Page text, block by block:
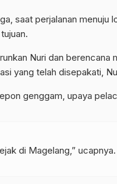
saat perjalanan menuju
Nuri dan
yang telah disepakati,
genggam, upaya
di Magelang,” ucapnya.